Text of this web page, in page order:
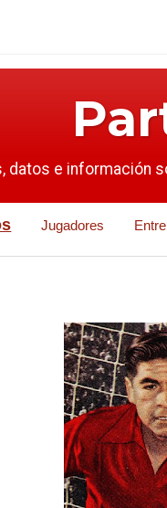
datos e información
Jugadores